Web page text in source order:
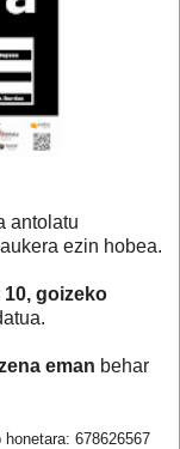
antolatu
ezin hobea.
goizeko
eman behar
678626567